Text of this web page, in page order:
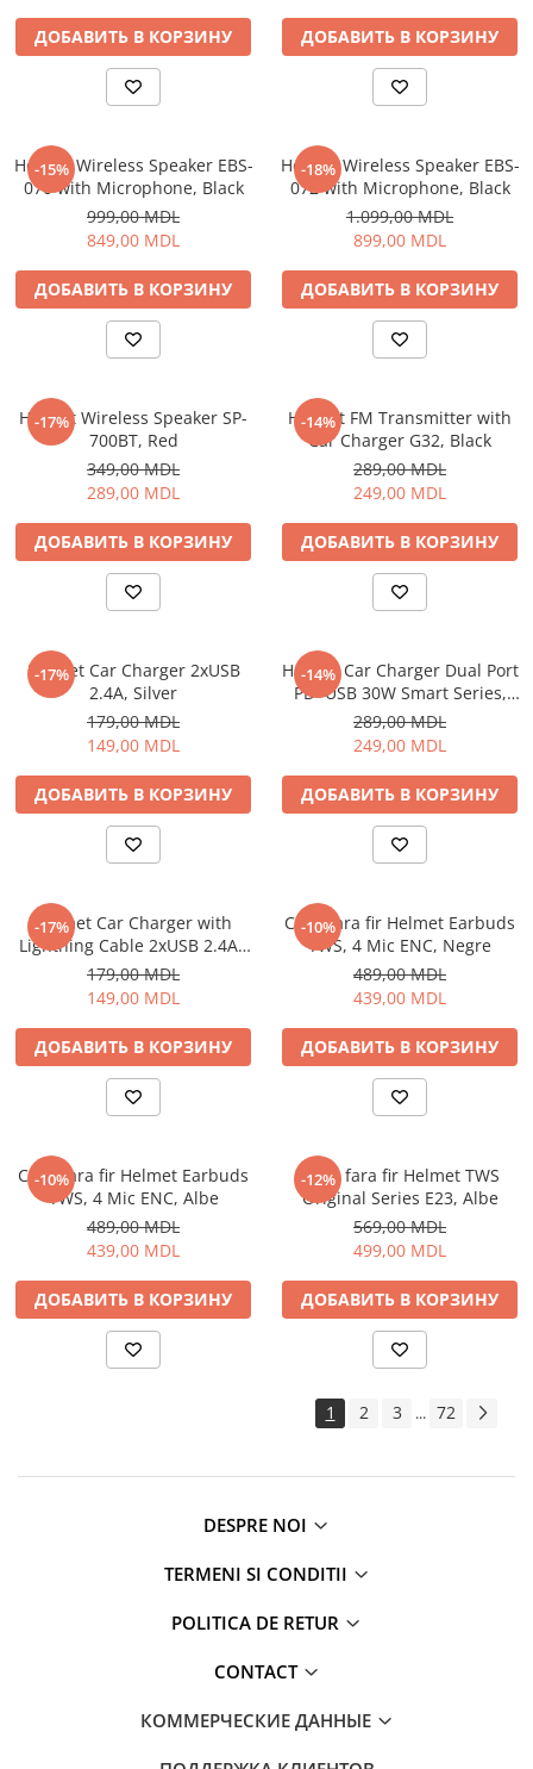
Паровые очистители
Портативные пылесосы
Уход за одеждой
Отпариватель для одежды
Детские Игрушки
Самокаты для детей
Музыкальные Инструменты
Офисные Стулья
Игровые столы
Офисные столы
Спорт и отдых
Дорожные сумки
Рюкзак
Термосумки
Чехлы для дорожных сумок
Электросамокаты
Электроника
Смартфоны
Аксессуары для Телефонов
Гаджеты
Аксессуары для Часов
Дроны
Рации и Радиостанции Walkie
Смарт Трекеры
Умные часы для детей
Фитнес Браслеты
Экшн камеры
Проекторы
Телевизоры
Аксессуары и Игровые Товары
Сетевое оборудование
ДОБАВИТЬ В КОРЗИНУ ДОБАВИТЬ В КОРЗИНУ
-15%
Helmet Wireless Speaker EBS-
070 with Microphone, Black
999,00 MDL
849,00 MDL
ДОБАВИТЬ В КОРЗИНУ
-18%
Helmet Wireless Speaker EBS-
072 with Microphone, Black
1.099,00 MDL
899,00 MDL
ДОБАВИТЬ В КОРЗИНУ
-17%
Helmet Wireless Speaker SP-
700BT, Red
349,00 MDL
289,00 MDL
ДОБАВИТЬ В КОРЗИНУ
-14%
Helmet FM Transmitter with
Car Charger G32, Black
289,00 MDL
249,00 MDL
ДОБАВИТЬ В КОРЗИНУ
-17%
Helmet Car Charger 2xUSB
2.4A, Silver
179,00 MDL
149,00 MDL
ДОБАВИТЬ В КОРЗИНУ
-14%
Helmet Car Charger Dual Port
PD+USB 30W Smart Series,
Black
289,00 MDL
249,00 MDL
ДОБАВИТЬ В КОРЗИНУ
-17%
Helmet Car Charger with
Lightning Cable 2xUSB 2.4A ,
Silver
179,00 MDL
149,00 MDL
ДОБАВИТЬ В КОРЗИНУ
-10%
Casti fara fir Helmet Earbuds
TWS, 4 Mic ENC, Negre
489,00 MDL
439,00 MDL
ДОБАВИТЬ В КОРЗИНУ
-10%
Casti fara fir Helmet Earbuds
TWS, 4 Mic ENC, Albe
489,00 MDL
439,00 MDL
ДОБАВИТЬ В КОРЗИНУ
-12%
Casti fara fir Helmet TWS
Original Series E23, Albe
569,00 MDL
499,00 MDL
ДОБАВИТЬ В КОРЗИНУ
1 2 3 ... 72
DESPRE NOI
TERMENI SI CONDITII
POLITICA DE RETUR
CONTACT
КОММЕРЧЕСКИЕ ДАННЫЕ